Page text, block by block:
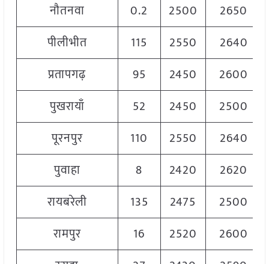
नौतनवा
0.2 2500 2650
पीलीभीत
115 2550
2640
प्रतापगढ़
95 2450 2600
पुखरायाँ
52 2450
2500
पूरनपुर
110 2550 2640
पुवाहा
8 2420 2620
रायबरेली
135 2475 2500
रामपुर
16 2520 2600